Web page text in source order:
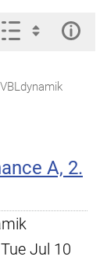
A, 2.
Jul 10